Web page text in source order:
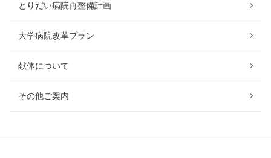
とりだい病院再整備計画
大学病院改革プラン
献体について
その他ご案内